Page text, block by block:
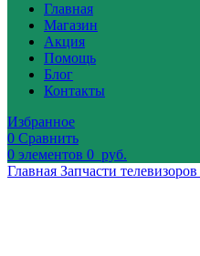
Главная
Магазин
Акция
Помощь
Блог
Контакты
Избранное
0 Сравнить
0 элементов 0 руб.
Главная Запчасти телевизоров